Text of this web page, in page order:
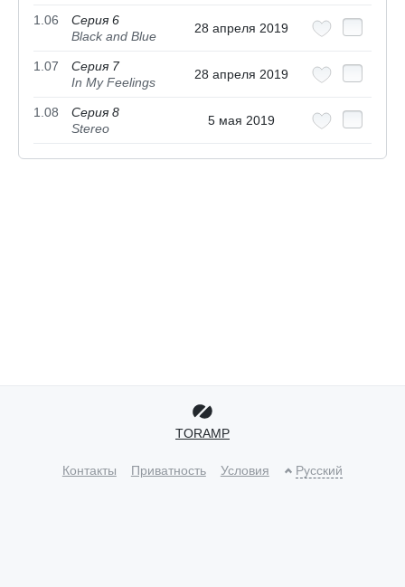
1.06
Серия 6
Black and Blue
28 апреля 2019
1.07
Серия 7
In My Feelings
28 апреля 2019
1.08
Серия 8
Stereo
5 мая 2019
TORAMP
Контакты Приватность Условия Русский